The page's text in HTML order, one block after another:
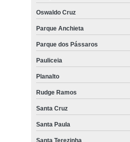
Oswaldo Cruz
Parque Anchieta
Parque dos Pássaros
Pauliceia
Planalto
Rudge Ramos
Santa Cruz
Santa Paula
Santa Terezinha